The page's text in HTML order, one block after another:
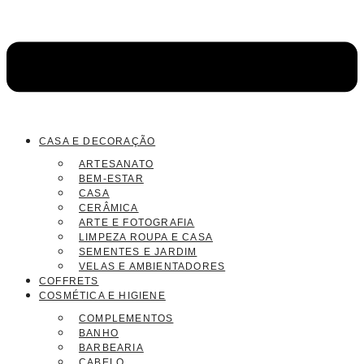
CASA E DECORAÇÃO
ARTESANATO
BEM-ESTAR
CASA
CERÂMICA
ARTE E FOTOGRAFIA
LIMPEZA ROUPA E CASA
SEMENTES E JARDIM
VELAS E AMBIENTADORES
COFFRETS
COSMÉTICA E HIGIENE
COMPLEMENTOS
BANHO
BARBEARIA